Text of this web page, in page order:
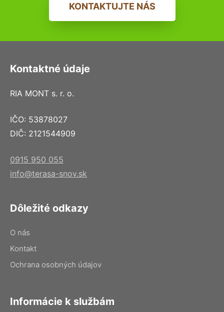
KONTAKTUJTE NÁS
Kontaktné údaje
RIA MONT s. r. o.
IČO: 53878027
DIČ: 2121544909
0915 950 055
info@terasa-snov.sk
Dôležité odkazy
O nás
Kontakt
Ochrana osobných údajov
Informácie k službám